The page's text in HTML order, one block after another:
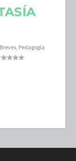
Breves, Pedagogía